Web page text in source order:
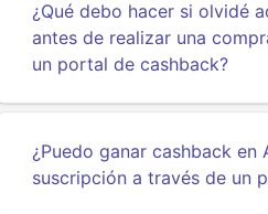
¿Qué debo hacer si olvidé
antes de realizar una
un portal de cashback?
¿Puedo ganar cashback en
suscripción a través de un